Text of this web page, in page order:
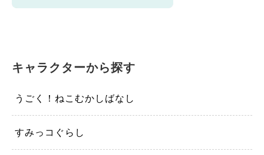
キャラクターから探す
うごく！ねこむかしばなし
すみっコぐらし